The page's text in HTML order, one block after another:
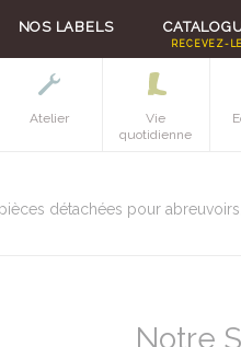
NOS LABELS
RECEVEZ-
Atelier
Vie
quotidienne
détachées pour
Notre